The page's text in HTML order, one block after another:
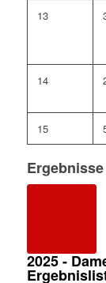
13
14
15
Ergebnisse
2025 -